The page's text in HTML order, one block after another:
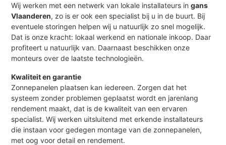
Wij werken met een netwerk van lokale installateurs ingans
Vlaanderen, zo is er ook een specialist bij u in de buurt. Bij
eventuele storingen helpen wij u natuurlijk zo snel mogelijk.
Dat is onze kracht: lokaal werkend en nationale inkoop. Daar
profiteert u natuurlijk van. Daarnaast beschikken onze
monteurs over de laatste technologieën.
Kwaliteit en garantie
Zonnepanelen plaatsen kan iedereen. Zorgen dat het
systeem zonder problemen geplaatst wordt en jarenlang
rendement maakt, dat is de kwaliteit van een ervaren
specialist. Wij werken uitsluitend met erkende installateurs
die instaan voor gedegen montage van de zonnepanelen,
met oog voor detail en rendement.